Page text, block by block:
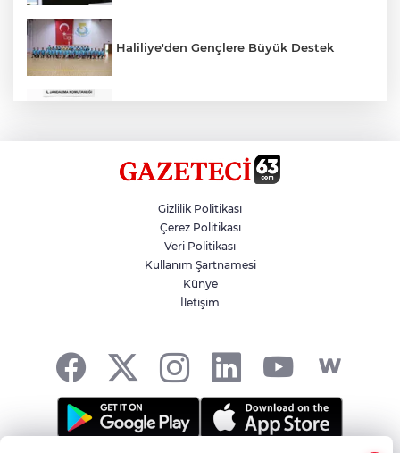
Haliliye'den Gençlere Büyük Destek
Hikmet Başak’tan Ulaşım Çalışması
Atatürk Bulvarında Asfalt Yenileniyor
Gizlilik Politikası
Çerez Politikası
Veri Politikası
Kullanım Şartnamesi
Künye
İletişim